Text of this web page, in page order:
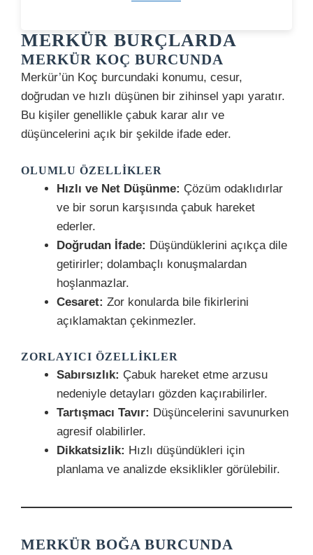
MERKÜR BURÇLARDA
MERKÜR KOÇ BURCUNDA
Merkür’ün Koç burcundaki konumu, cesur,
doğrudan ve hızlı düşünen bir zihinsel yapı yaratır.
Bu kişiler genellikle çabuk karar alır ve
düşüncelerini açık bir şekilde ifade eder.
OLUMLU ÖZELLIKLER
Hızlı ve Net Düşünme: Çözüm odaklıdırlar
ve bir sorun karşısında çabuk hareket
ederler.
Doğrudan İfade: Düşündüklerini açıkça dile
getirirler; dolambaçlı konuşmalardan
hoşlanmazlar.
Cesaret: Zor konularda bile fikirlerini
açıklamaktan çekinmezler.
ZORLAYICI ÖZELLIKLER
Sabırsızlık: Çabuk hareket etme arzusu
nedeniyle detayları gözden kaçırabilirler.
Tartışmacı Tavır: Düşüncelerini savunurken
agresif olabilirler.
Dikkatsizlik: Hızlı düşündükleri için
planlama ve analizde eksiklikler görülebilir.
MERKÜR BOĞA BURCUNDA